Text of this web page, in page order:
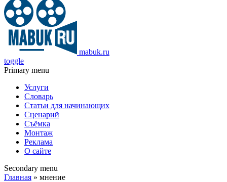
mabuk.ru
toggle
Primary menu
Услуги
Словарь
Статьи для начинающих
Сценарий
Съёмка
Монтаж
Реклама
О сайте
Secondary menu
Главная » мнение